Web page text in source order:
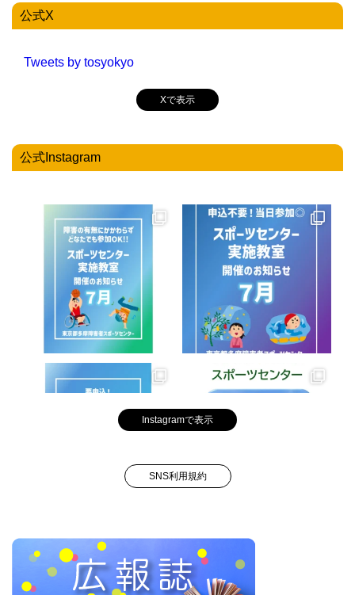
公式X
Tweets by tosyokyo
Xで表示
公式Instagram
Instagramで表示
SNS利用規約